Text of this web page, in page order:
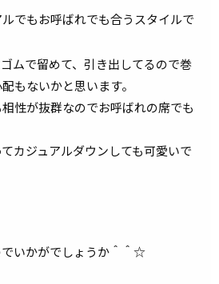
でもお呼ばれでも合うスタイルで
ムで留めて、引き出してるので巻
もないかと思います。
性が抜群なのでお呼ばれの席でも
カジュアルダウンしても可愛いで
いかがでしょうか＾＾☆